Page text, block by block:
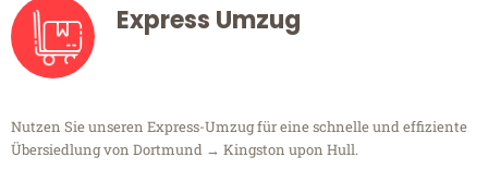
Express Umzug
Nutzen Sie unseren Express-Umzug für eine schnelle und effiziente
Übersiedlung von Dortmund → Kingston upon Hull.